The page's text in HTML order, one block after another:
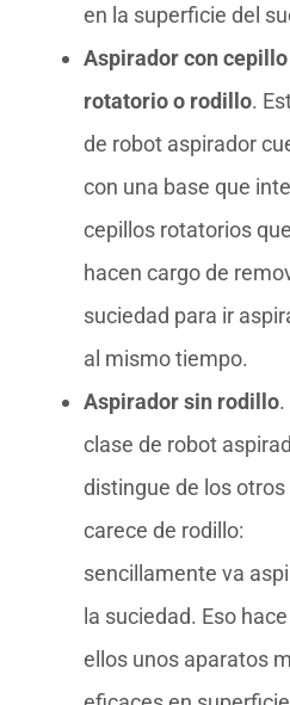
en la superficie del
Aspirador con cepillo
rotatorio o rodillo.
de robot aspirador
con una base que
cepillos rotatorios
hacen cargo de
suciedad para ir
al mismo tiempo.
Aspirador sin rodillo.
clase de robot
distingue de los otros
carece de rodillo:
sencillamente va
la suciedad. Eso
ellos unos aparatos